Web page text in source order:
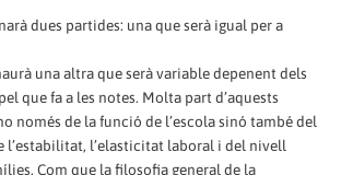
dues partides: una que serà igual per a
una altra que serà variable depenent dels
que fa a les notes. Molta part d’aquests
només de la funció de l’escola sinó també del
l’estabilitat, l’elasticitat laboral i del nivell
Com que la filosofia general de la